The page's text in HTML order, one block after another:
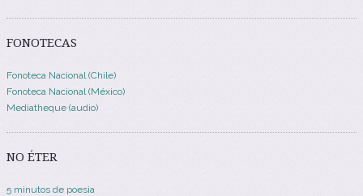
FONOTECAS
Fonoteca Nacional (Chile)
Fonoteca Nacional (México)
Mediatheque (audio)
NO ÉTER
5 minutos de poesia